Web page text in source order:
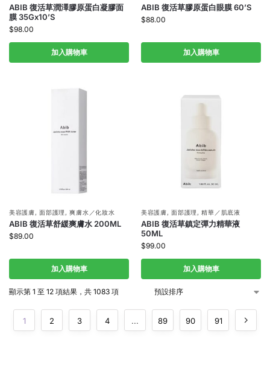
ABIB 復活草潤澤膠原蛋白凝膠面
膜 35Gx10’S
$98.00
加入購物車
ABIB 復活草膠原蛋白眼膜 60’S
$88.00
加入購物車
美容護膚,面部護理 ,爽膚水／化妝水
ABIB 復活草舒緩爽膚水 200ML
$89.00
加入購物車
美容護膚,面部護理 ,精華／肌底液
ABIB 復活草鎮定彈力精華液
50ML
$99.00
加入購物車
顯示第 1 至 12 項結果，共 1083 項
1 2 3 4 ... 89 90 91